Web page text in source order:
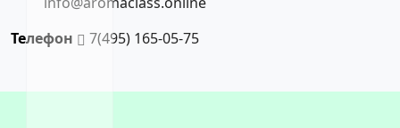
Телефон
7(495) 165-05-75